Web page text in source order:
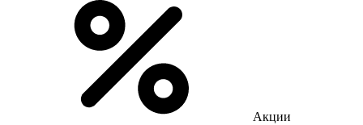
Акции